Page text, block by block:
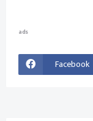
ads
Facebook